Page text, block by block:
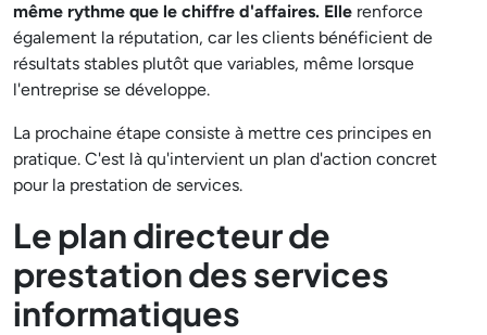
même rythme que le chiffre d'affaires. Elle renforce
également la réputation, car les clients bénéficient de
résultats stables plutôt que variables, même lorsque
l'entreprise se développe.
La prochaine étape consiste à mettre ces principes en
pratique. C'est là qu'intervient un plan d'action concret
pour la prestation de services.
Le plan directeur de
prestation des services
informatiques